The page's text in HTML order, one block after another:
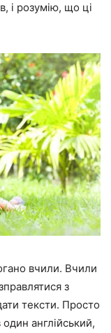
і розумію, що ці
вчили. Вчили
з
тексти. Просто
англійський,